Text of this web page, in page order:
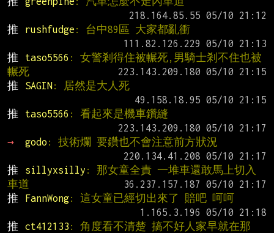
推
rushfudge : 台中89區 大家都亂衝
推
taso5566 : 女警剎得住被輾死,男騎士剎不住也被
輾死
推
SAGIN: 居然是大人死
推
taso5566 : 看起來是機車鑽縫
→
godo : 技術爛 要鑽也不會注意前方狀況
推
sillyxsilly : 那女童全責 一堆車還敢馬上切入
車道
推
FannWong: 這女童已經切出來了 賠吧 呵呵
推
ct412133 : 角度看不清楚 搞不好人家早就在那